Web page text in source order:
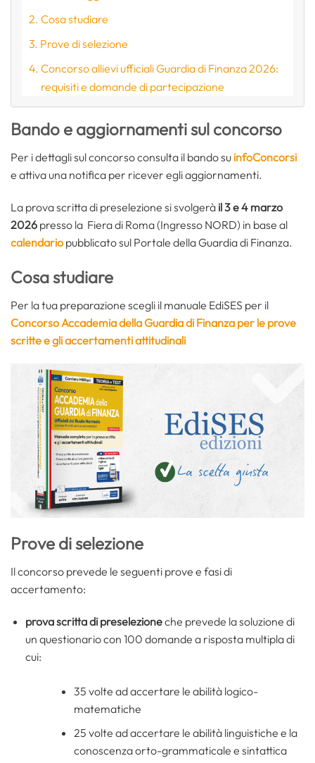
Cosa studiare
Prove di selezione
Concorso allievi ufficiali Guardia di Finanza 2026:
requisiti e domande di partecipazione
Bando e aggiornamenti sul concorso
Per i dettagli sul concorso consulta il bando su infoConcorsi
e attiva una notifica per ricever egli aggiornamenti.
La prova scritta di preselezione si svolgerà il3 e 4 marzo
2026 presso la Fiera di Roma (Ingresso NORD) in base al
calendario pubblicato sul Portale della Guardia di Finanza.
Cosa studiare
Per la tua preparazione scegli il manuale EdiSES per il
Concorso Accademia della Guardia di Finanza per le prove
scritte e gli accertamenti attitudinali
Prove di selezione
Il concorso prevede le seguenti prove e fasi di
accertamento:
prova scritta di preselezioneche prevede la soluzione di
un questionario con 100 domande a risposta multipla di
cui:
35 volte ad accertare le abilità logico-
matematiche
25 volte ad accertare le abilità linguistiche e la
conoscenza orto-grammaticale e sintattica